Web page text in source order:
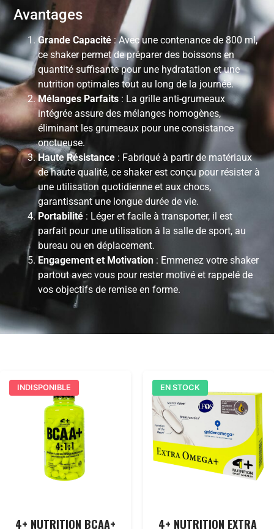
Avantages
Grande Capacité : Avec une contenance de 800 ml,
ce shaker permet de préparer des boissons en
quantité suffisante pour une hydratation et une
nutrition optimales tout au long de la journée.
Mélanges Parfaits : La grille anti-grumeaux
intégrée assure des mélanges homogènes,
éliminant les grumeaux pour une consistance
onctueuse.
Haute Résistance : Fabriqué à partir de matériaux
de haute qualité, ce shaker est conçu pour résister à
une utilisation quotidienne et aux chocs,
garantissant une longue durée de vie.
Portabilité : Léger et facile à transporter, il est
parfait pour une utilisation à la salle de sport, au
bureau ou en déplacement.
Engagement et Motivation : Emmenez votre shaker
partout avec vous pour rester motivé et rappelé de
vos objectifs de remise en forme.
INDISPONIBLE
4+ NUTRITION BCAA+
EN STOCK
4+ NUTRITION EXTRA